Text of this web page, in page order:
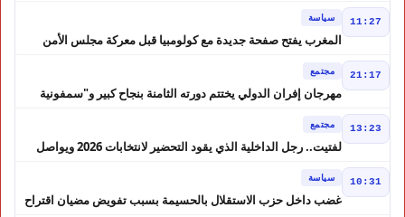
11:27 سياسة
المغرب يفتح صفحة جديدة مع كولومبيا قبل معركة مجلس الأمن
21:17 مجتمع
مهرجان إفران الدولي يختتم دورته الثامنة بنجاح كبير و"سمفونية
13:23 مجتمع
لفتيت.. رجل الداخلية الذي يقود التحضير لانتخابات 2026 ويواصل
10:31 سياسة
غضب داخل حزب الاستقلال بالحسيمة بسبب تفويض مضيان اقتراح